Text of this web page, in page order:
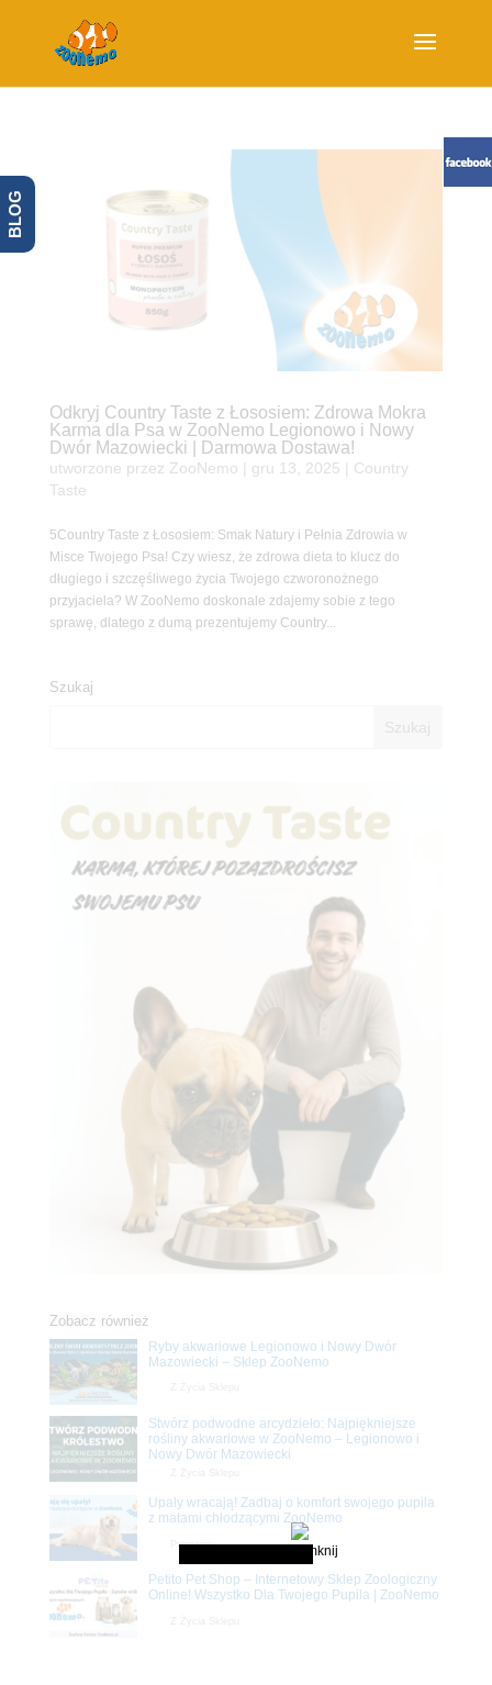
Odkryj Country Taste z Łososiem: Zdrowa Mokra
Karma dla Psa w ZooNemo Legionowo i Nowy
Dwór Mazowiecki | Darmowa Dostawa!
utworzone przez ZooNemo gru 13, 2025
Country
Taste
5Country Taste z Łososiem: Smak Natury i Pełnia Zdrowia w
Misce Twojego Psa! Czy wiesz, że zdrowa dieta to klucz do
długiego i szczęśliwego życia Twojego czworonożnego
przyjaciela? W ZooNemo doskonale zdajemy sobie z tego
sprawę, dlatego z dumą prezentujemy Country...
Szukaj
Zobacz również
Ryby akwariowe Legionowo i Nowy Dwór
Mazowiecki – Sklep ZooNemo
Stwórz podwodne arcydzieło: Najpiękniejsze
rośliny akwariowe w ZooNemo – Legionowo i
Nowy Dwór Mazowiecki
Promocje
Upały wracają! Zadbaj o komfort swojego pupila
z matami chłodzącymi ZooNemo
Petito Pet Shop – Internetowy Sklep Zoologiczny
Online! Wszystko Dla Twojego Pupila | ZooNemo
BLOG